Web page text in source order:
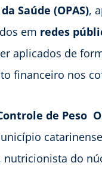
Saúde (OPAS),
em redes
aplicados de
financeiro nos
de Peso 
nutricionista do